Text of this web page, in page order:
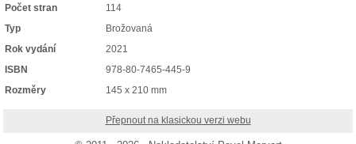
Počet stran
114
Typ
Brožovaná
Rok vydání
2021
ISBN
978-80-7465-445-9
Rozměry
145 x 210 mm
Přepnout na klasickou verzi webu